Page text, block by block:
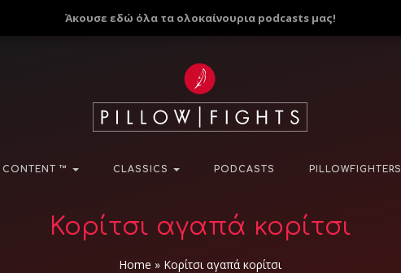
Άκουσε εδώ όλα τα ολοκαίνουρια podcasts μας!
CONTENT ™ CLASSICS PODCASTS PILLOWFIGHTERS
Κορίτσι αγαπά κορίτσι
Home » Κορίτσι αγαπά κορίτσι